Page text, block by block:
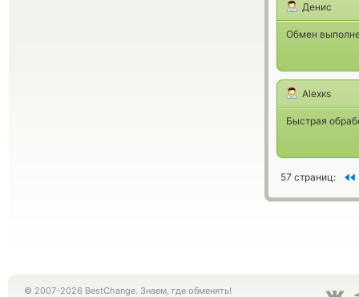
Денис
Обмен
Alexкs
Быстрая
57 страниц:
© 2007-2026 BestChange. Знаем, где обменять!